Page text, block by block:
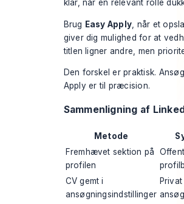
klar, når en relevant rolle
Brug Easy Apply , når et
giver dig mulighed for at
titlen ligner andre, men
Den forskel er praktisk.
Apply er til præcision.
Sammenligning af
Metode
Fremhævet sektion på
profilen
CV gemt i
ansøgningsindstillinger
Privat